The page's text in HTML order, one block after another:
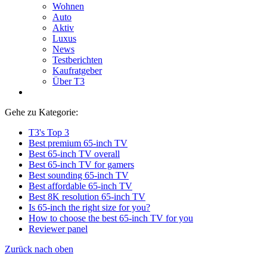
Wohnen
Auto
Aktiv
Luxus
News
Testberichten
Kaufratgeber
Über T3
Gehe zu Kategorie:
T3's Top 3
Best premium 65-inch TV
Best 65-inch TV overall
Best 65-inch TV for gamers
Best sounding 65-inch TV
Best affordable 65-inch TV
Best 8K resolution 65-inch TV
Is 65-inch the right size for you?
How to choose the best 65-inch TV for you
Reviewer panel
Zurück nach oben